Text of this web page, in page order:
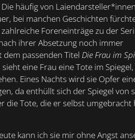
häufig von Laiendarsteller*innen
bei manchen Geschichten
Foreneinträge zu der
ihrer Absetzung noch immer
dem passenden Titel Die Frau im
eine Frau eine Tote im Spiegel,
Eines Nachts wird sie Opfer
da enthüllt sich der Spiegel von
die Tote, die er selbst umgebracht
kann ich sie mir ohne Angst